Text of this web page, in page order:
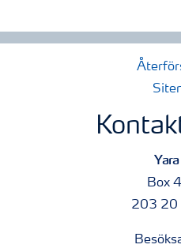
Box
203 20